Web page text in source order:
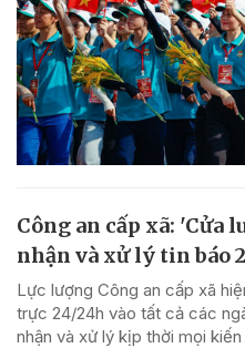
Công an cấp xã: 'Cửa
nhận và xử lý tin báo
Lực lượng Công an cấp xã
trực 24/24h vào tất cả các
nhận và xử lý kịp thời mọi